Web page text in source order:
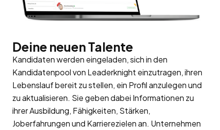
Deine neuen Talente
Kandidaten werden eingeladen, sich in den
Kandidatenpoolvon Leaderknight einzutragen, ihren
Lebenslauf bereit zu stellen, ein Profil anzulegen und
zu aktualisieren. Sie geben dabei Informationen zu
ihrer Ausbildung, Fähigkeiten, Stärken,
Joberfahrungen und Karrierezielen an. Unternehmen